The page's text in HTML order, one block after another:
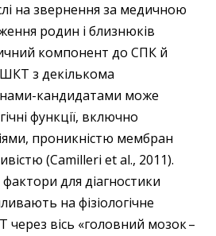
на звернення за медичною
родин і близнюків
компонент до СПК й
з декількома
кандидатами може
функції, включно
проникністю мембран
(Camilleri et al., 2011).
для діа­гностики
на фізіологічне
вісь «головний мозок –